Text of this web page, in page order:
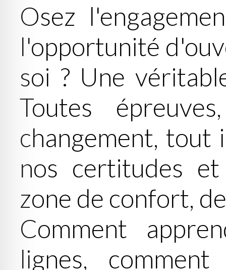
Osez
l'opportunité
soi ? Une
Toutes
changement, tout
nos certitudes
zone de confort,
Comment
lignes,